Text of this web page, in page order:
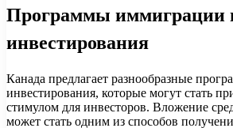
Программы иммиграции
инвестирования
Канада предлагает разнообразные
инвестирования, которые могут стать
стимулом для инвесторов. Вложение
может стать одним из способов